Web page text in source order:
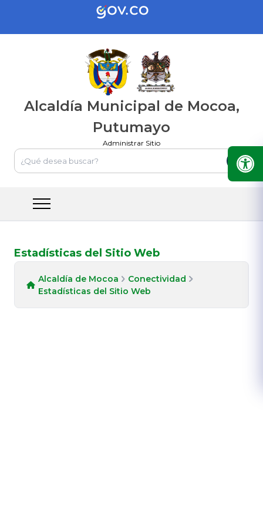
Alcaldía Municipal de Mocoa,
Putumayo
Administrar Sitio
Estadísticas del Sitio Web
Alcaldía de Mocoa
Conectividad
Estadísticas del Sitio Web